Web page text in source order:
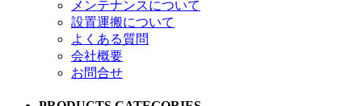
メンテナンスについて
設置運搬について
よくある質問
会社概要
お問合せ